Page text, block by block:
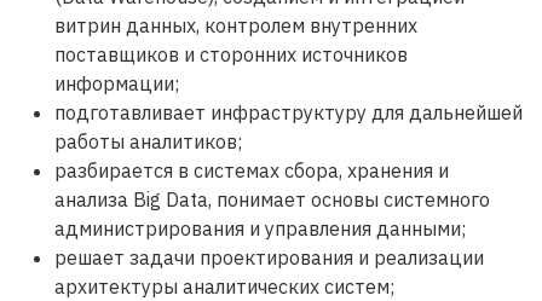
витрин данных, контролем внутренних
поставщиков и сторонних источников
информации;
подготавливает инфраструктуру для дальнейшей
работы аналитиков;
разбирается в системах сбора, хранения и
анализа Big Data, понимает основы системного
администрирования и управления данными;
решает задачи проектирования и реализации
архитектуры аналитических систем;